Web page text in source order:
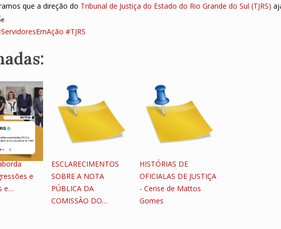
que a direção do Tribunal de Justiça do Estado do Rio Grande do Sul (TJRS)
#TJRS
e
e…
ESCLARECIMENTOS
SOBRE A NOTA
PÚBLICA DA
COMISSÃO DO…
HISTÓRIAS DE
OFICIALAS DE JUSTIÇA
- Cerise de Mattos
Gomes